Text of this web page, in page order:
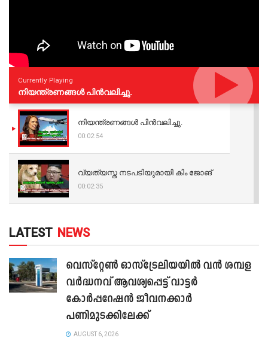
Currently Playing
നിയന്ത്രണങ്ങള്‍ പിന്‍വലിച്ചു.
നിയന്ത്രണങ്ങള്‍ പിന്‍വലിച്ചു.
00:02:54
വ്യത്യസ്ത നടപടിയുമായി കിം ജോങ്
00:02:35
LATEST NEWS
വെസ്റ്റേൺ ഓസ്‌ട്രേലിയയിൽ വൻ ശമ്പള
വർദ്ധനവ് ആവശ്യപ്പെട്ട് വാട്ടർ
കോർപ്പറേഷൻ ജീവനക്കാർ
പണിമുടക്കിലേക്ക്
AUGUST 6, 2026